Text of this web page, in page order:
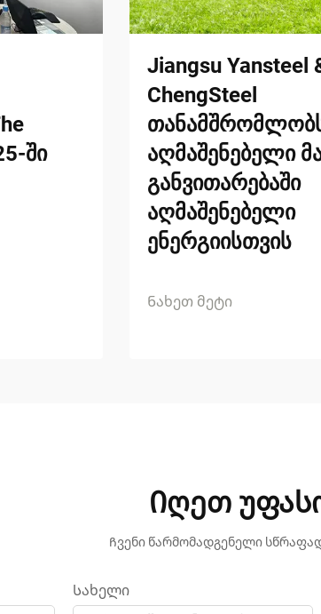
ში
Jiangsu Yansteel
ChengSteel
აღმაშენებელი
განვითარებაში
აღმაშენებელი
ენერგიისთვის
Ნახეთ მეტი
Იღეთ
Ჩვენი წარმომადგენელი
Სახელი